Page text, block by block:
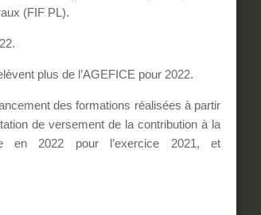
Mallette du Dirigeant.
poser une question.
(FIF PL).
plus de l’AGEFICE pour 2022.
des formations réalisées à partir
de versement de la contribution à la
en 2022 pour l’exercice 2021, et